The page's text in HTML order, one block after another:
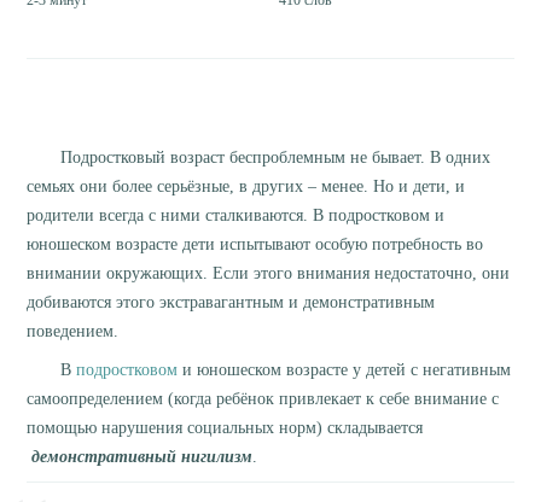
Подростковый возраст беспроблемным не бывает. В одних
семьях они более серьёзные, в других – менее. Но и дети, и
родители всегда с ними сталкиваются. В подростковом и
юношеском возрасте дети испытывают особую потребность во
внимании окружающих. Если этого внимания недостаточно, они
добиваются этого экстравагантным и демонстративным
поведением.
Вподростковом и юношеском возрасте у детей с негативным
самоопределением (когда ребёнок привлекает к себе внимание с
помощью нарушения социальных норм) складывается
демонстративный нигилизм.